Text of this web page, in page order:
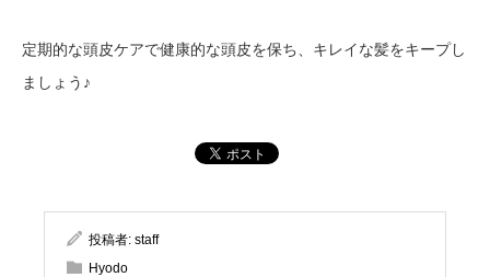
定期的な頭皮ケアで健康的な頭皮を保ち、キレイな髪をキープし
ましょう♪
投稿者: staff
Hyodo